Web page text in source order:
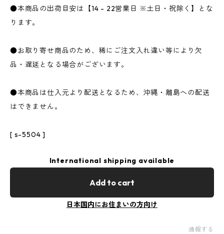
●本商品の出荷目安は【14 - 22営業日 ※土日・祝除く】とな
ります。
●お取り寄せ商品のため、稀にご注文入れ違い等により欠
品・遅延となる場合がございます。
●本商品は仕入元より配送となるため、沖縄・離島への配送
はできません。
[ s-5504 ]
International shipping available
Add to cart
日本国内にお住まいの方向け
通報する